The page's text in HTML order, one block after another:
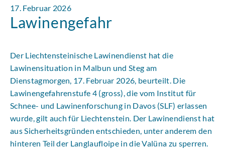
17. Februar 2026
Lawinengefahr
Der Liechtensteinische Lawinendienst hat die
Lawinensituation in Malbun und Steg am
Dienstagmorgen, 17. Februar 2026, beurteilt. Die
Lawinengefahrenstufe 4 (gross), die vom Institut für
Schnee- und Lawinenforschung in Davos (SLF) erlassen
wurde, gilt auch für Liechtenstein. Der Lawinendienst hat
aus Sicherheitsgründen entschieden, unter anderem den
hinteren Teil der Langlaufloipe in die Valüna zu sperren.